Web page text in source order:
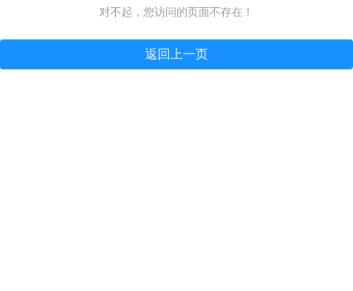
对不起，您访问的页面不存在！
返回上一页